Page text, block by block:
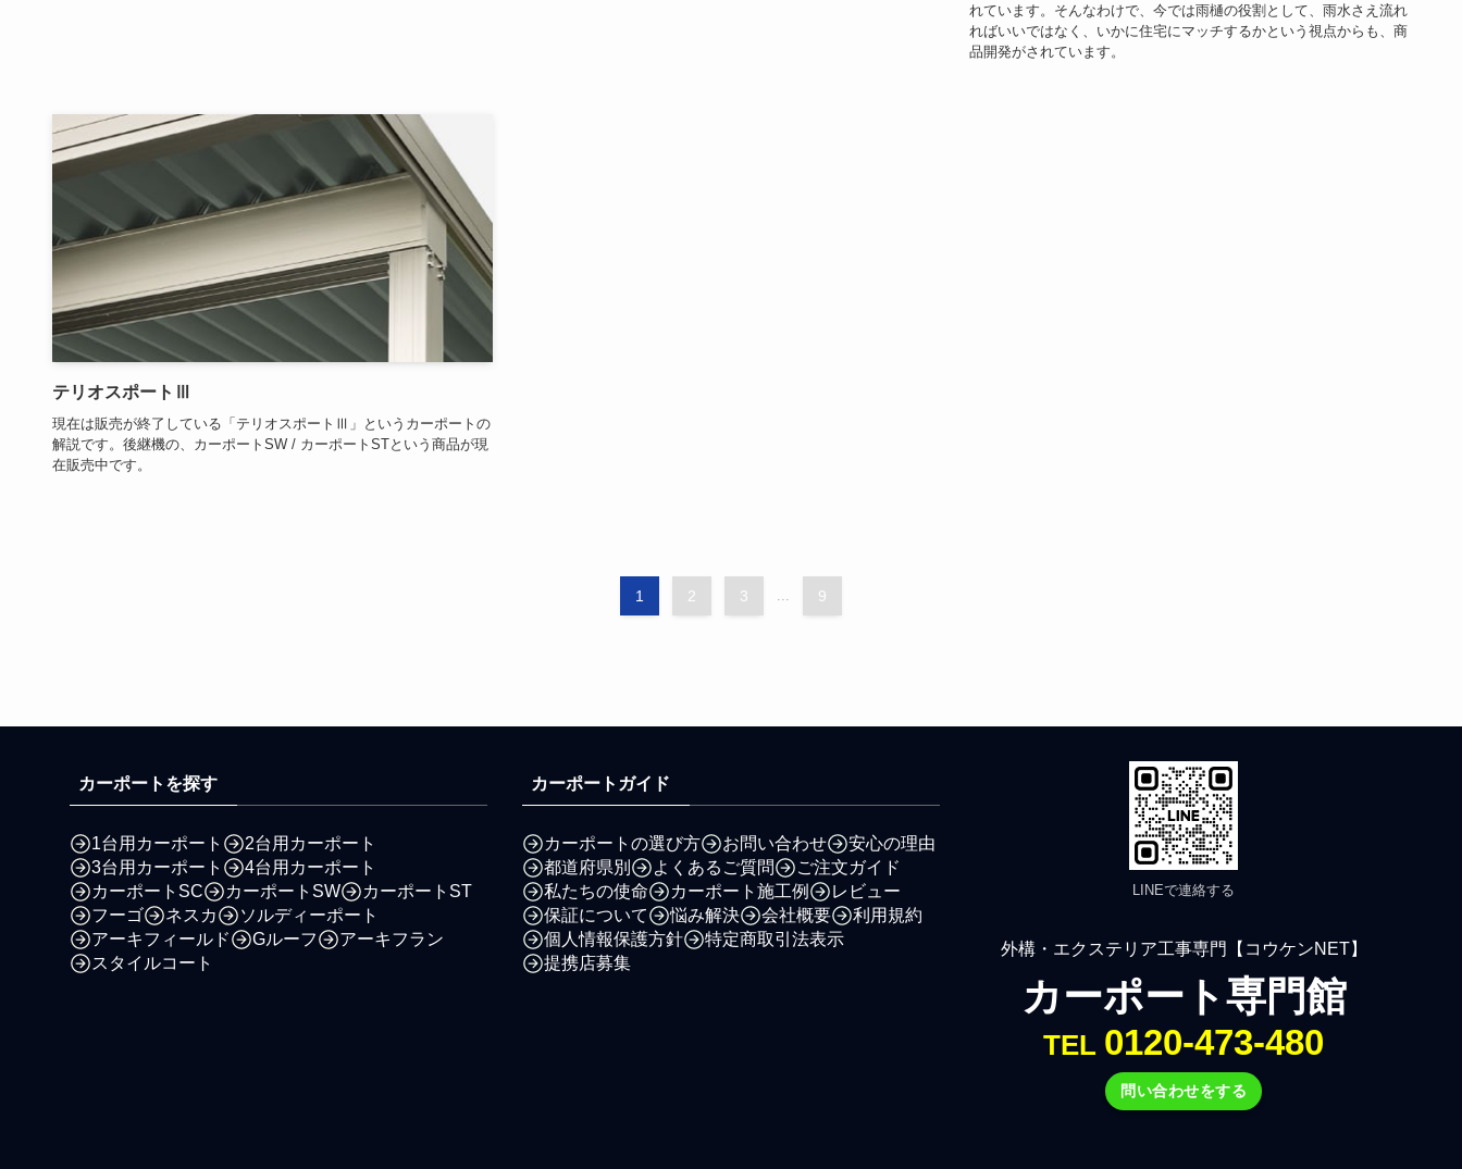
れています。そんなわけで、今では雨樋の役割として、雨水さえ流れ
ればいいではなく、いかに住宅にマッチするかという視点からも、商
品開発がされています。
テリオスポートⅢ
現在は販売が終了している「テリオスポートⅢ」というカーポートの
解説です。後継機の、カーポートSW / カーポートSTという商品が現
在販売中です。
1 2 3 9
カーポートを探す
1台用カーポート
2台用カーポート
3台用カーポート
4台用カーポート
カーポートSC
カーポートSW
カーポートST
フーゴ
ネスカ
ソルディーポート
アーキフィールド
Gルーフ
アーキフラン
スタイルコート
カーポートガイド
カーポートの選び方 お問い合わせ
安心の理由
都道府県別
よくあるご質問
ご注文ガイド
私たちの使命
カーポート施工例
レビュー
保証について
悩み解決 会社概要
利用規約
個人情報保護方針
特定商取引法表示
提携店募集
LINEで連絡する
外構・エクステリア工事専門【コウケンNET】
カーポート専門館
TEL 0120-473-480
問い合わせをする